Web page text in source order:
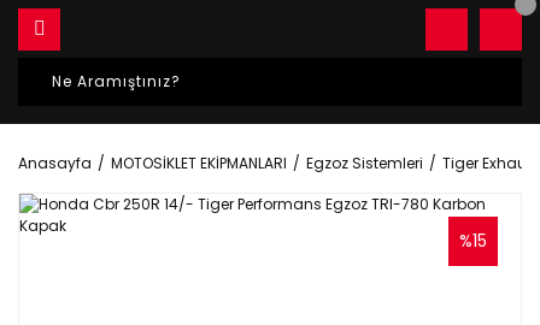
Anasayfa MOTOSİKLET EKİPMANLARI Egzoz Sistemleri Tiger Exhaust
%15